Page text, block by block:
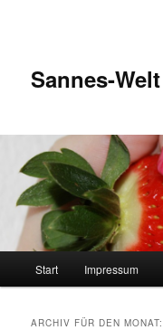
Sannes-Welt
Start Impressum
ARCHIV FÜR DEN MONAT: